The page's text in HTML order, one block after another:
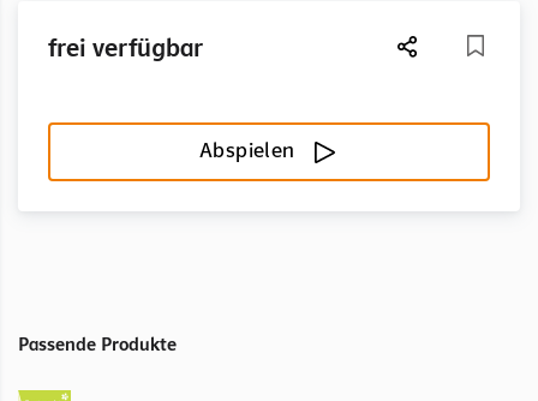
frei verfügbar
Abspielen
Passende Produkte